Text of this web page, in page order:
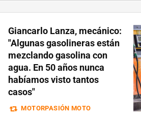
Giancarlo Lanza, mecánico:
"Algunas gasolineras están
mezclando gasolina con
agua. En 50 años nunca
habíamos visto tantos
casos"
MOTORPASIÓN MOTO